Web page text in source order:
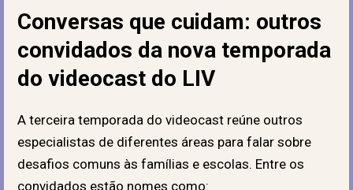
Conversas que cuidam: outros
convidados da nova temporada
do videocast do LIV
A terceira temporada do videocast reúne outros
especialistas de diferentes áreas para falar sobre
desafios comuns às famílias e escolas. Entre os
convidados estão nomes como: